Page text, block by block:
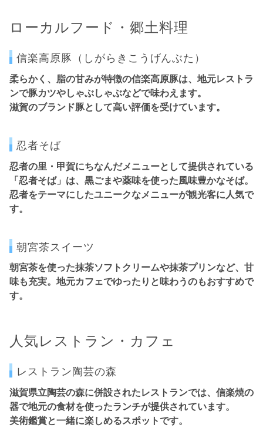
ローカルフード・郷土料理
信楽高原豚（しがらきこうげんぶた）
柔らかく、脂の甘みが特徴の信楽高原豚は、地元レストラ
ンで豚カツやしゃぶしゃぶなどで味わえます。
滋賀のブランド豚として高い評価を受けています。
忍者そば
忍者の里・甲賀にちなんだメニューとして提供されている
「忍者そば」は、 黒ごまや薬味を使った風味豊かなそば。
忍者をテーマにしたユニークなメニューが観光客に人気で
す。
朝宮茶スイーツ
朝宮茶を使った抹茶ソフトクリームや抹茶プリンなど、甘
味も充実。地元カフェでゆったりと味わうのもおすすめで
す。
人気レストラン・カフェ
レストラン陶芸の森
滋賀県立陶芸の森に併設されたレストランでは、 信楽焼の
器で地元の食材を使ったランチが提供されています。
美術鑑賞と一緒に楽しめるスポットです。